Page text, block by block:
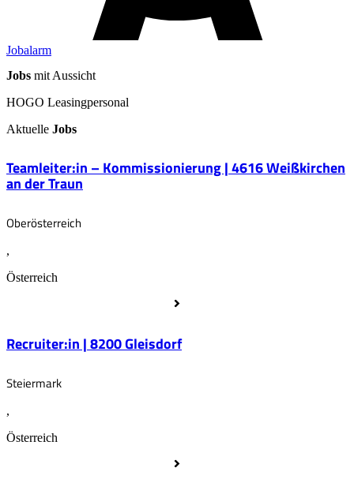
Jobalarm
Jobs mit Aussicht
HOGO Leasingpersonal
Aktuelle Jobs
Teamleiter:in – Kommissionierung | 4616 Weißkirchen
an der Traun
Oberösterreich
,
Österreich
Recruiter:in | 8200 Gleisdorf
Steiermark
,
Österreich